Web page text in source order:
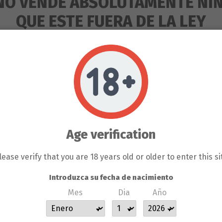
Descripción
Age verification
verify that you are 18 years old or older to enter this
Introduzca su fecha de nacimiento
Mes Dia Año
QUE ESTE FUERA DE LA LEY
QUE SE VENDEN EN
PARA LA HORTICULTURA
DEL PROPIO BANCO DE
EL COLECCIONISMO, NO SE
CLIENTE DE LLAMAS GROW
SERÁ BAJO SU RESPONSABILIDAD